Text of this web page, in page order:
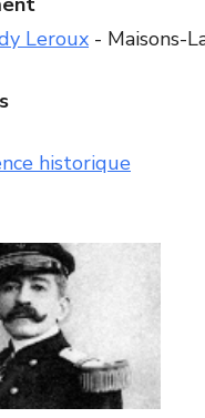
Leroux - Maisons-
historique